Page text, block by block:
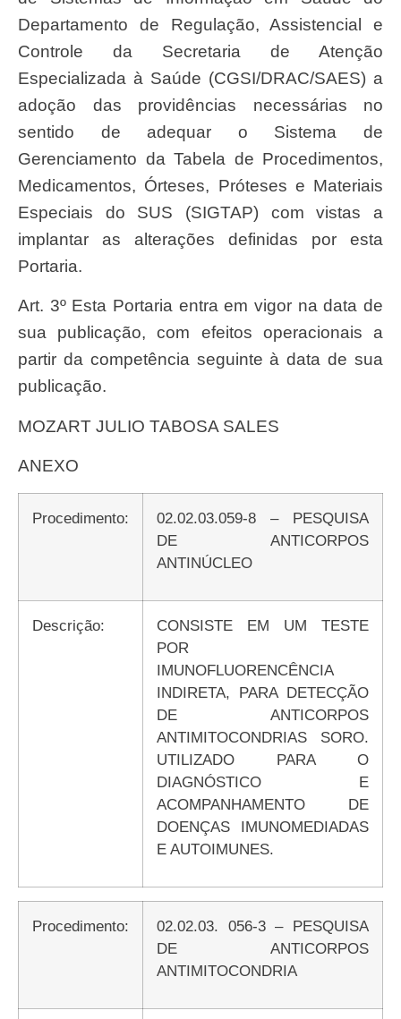
Departamento de Regulação, Assistencial e
Controle da Secretaria de Atenção
Especializada à Saúde (CGSI/DRAC/SAES) a
adoção das providências necessárias no
sentido de adequar o Sistema de
Gerenciamento da Tabela de Procedimentos,
Medicamentos, Órteses, Próteses e Materiais
Especiais do SUS (SIGTAP) com vistas a
implantar as alterações definidas por esta
Portaria.
Art. 3º Esta Portaria entra em vigor na data de
sua publicação, com efeitos operacionais a
partir da competência seguinte à data de sua
publicação.
MOZART JULIO TABOSA SALES
ANEXO
Procedimento:
02.02.03.059-8 – PESQUISA
DE ANTICORPOS
ANTINÚCLEO
Descrição:
CONSISTE EM UM TESTE
POR
IMUNOFLUORENCÊNCIA
INDIRETA, PARA DETECÇÃO
DE ANTICORPOS
ANTIMITOCONDRIAS SORO.
UTILIZADO PARA O
DIAGNÓSTICO E
ACOMPANHAMENTO DE
DOENÇAS IMUNOMEDIADAS
E AUTOIMUNES.
Procedimento:
02.02.03. 056-3 – PESQUISA
DE ANTICORPOS
ANTIMITOCONDRIA